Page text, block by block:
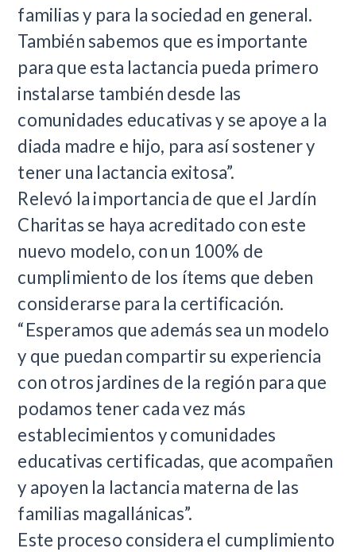
familias y para la sociedad en general.
También sabemos que es importante
para que esta lactancia pueda primero
instalarse también desde las
comunidades educativas y se apoye a la
diada madre e hijo, para así sostener y
tener una lactancia exitosa”.
Relevó la importancia de que el Jardín
Charitas se haya acreditado con este
nuevo modelo, con un 100% de
cumplimiento de los ítems que deben
considerarse para la certificación.
“Esperamos que además sea un modelo
y que puedan compartir su experiencia
con otros jardines de la región para que
podamos tener cada vez más
establecimientos y comunidades
educativas certificadas, que acompañen
y apoyen la lactancia materna de las
familias magallánicas”.
Este proceso considera el cumplimiento